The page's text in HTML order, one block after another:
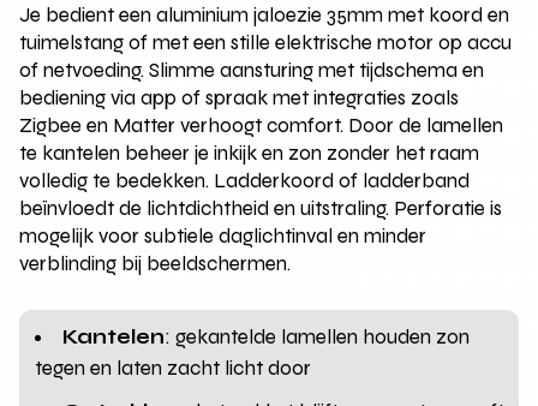
Je bedient een aluminium jaloezie 35mm met koord en
tuimelstang of met een stille elektrische motor op accu
of netvoeding. Slimme aansturing met tijdschema en
bediening via app of spraak met integraties zoals
Zigbee en Matter verhoogt comfort. Door de lamellen
te kantelen beheer je inkijk en zon zonder het raam
volledig te bedekken. Ladderkoord of ladderband
beïnvloedt de lichtdichtheid en uitstraling. Perforatie is
mogelijk voor subtiele daglichtinval en minder
verblinding bij beeldschermen.
Kantelen: gekantelde lamellen houden zon
tegen en laten zacht licht door